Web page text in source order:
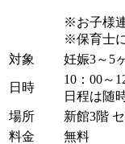
※お子様
※保育士
対象
妊娠3～5
日時
10：00～
日程は随
場所
新館3階
料金
無料